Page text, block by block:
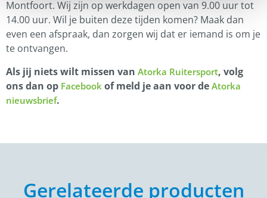
Montfoort. Wij zijn op werkdagen open van 9.00 uur tot
14.00 uur. Wil je buiten deze tijden komen? Maak dan
even een afspraak, dan zorgen wij dat er iemand is om je
te ontvangen.
Als jij niets wilt missen van Atorka Ruitersport, volg
ons dan op Facebook of meld je aan voor de Atorka
nieuwsbrief.
Gerelateerde producten